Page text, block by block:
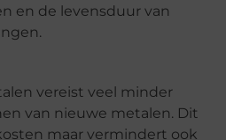
en de levensduur van
vereist veel minder
van nieuwe metalen. Dit
maar vermindert ook